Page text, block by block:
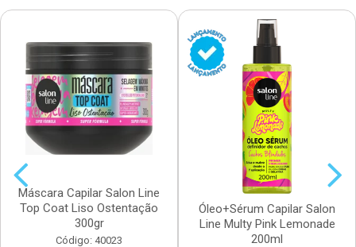
Máscara Capilar Salon Line
Top Coat Liso Ostentação
300gr
Código: 40023
Óleo+Sérum Capilar Salon
Line Multy Pink Lemonade
200ml